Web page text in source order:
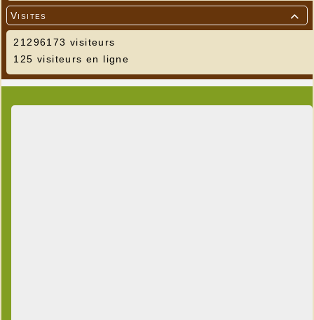

Visites
21296173 visiteurs
125 visiteurs en ligne